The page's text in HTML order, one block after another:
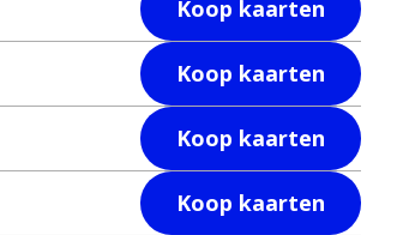
Koop kaarten
Koop kaarten
Koop kaarten
Koop kaarten